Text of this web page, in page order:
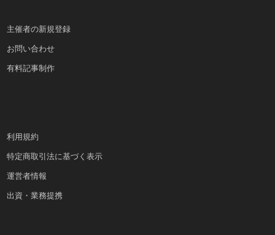
主催者の新規登録
お問い合わせ
有料記事制作
利用規約
特定商取引法に基づく表示
運営者情報
出資・業務提携